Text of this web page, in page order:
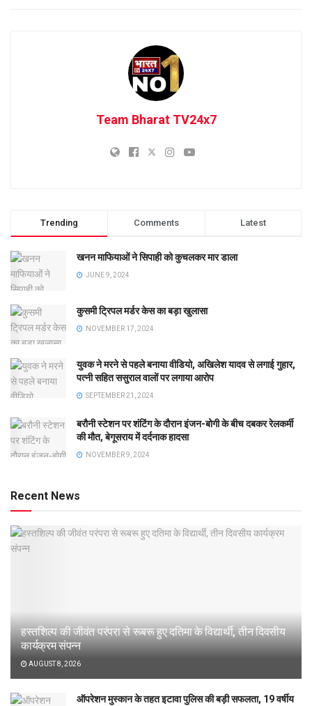
Team Bharat TV24x7
Trending Comments Latest
खनन माफियाओं ने सिपाही को कुचलकर मार डाला
JUNE 9, 2024
कुसमी ट्रिपल मर्डर केस का बड़ा खुलासा
NOVEMBER 17, 2024
युवक ने मरने से पहले बनाया वीडियो, अखिलेश यादव से लगाई गुहार,
पत्नी सहित ससुराल वालों पर लगाया आरोप
SEPTEMBER 21, 2024
बरौनी स्टेशन पर शंटिंग के दौरान इंजन-बोगी के बीच दबकर रेलकर्मी
की मौत, बेगूसराय में दर्दनाक हादसा
NOVEMBER 9, 2024
Recent News
हस्तशिल्प की जीवंत परंपरा से रूबरू हुए दतिमा के विद्यार्थी, तीन दिवसीय
कार्यक्रम संपन्न
AUGUST 8, 2026
ऑपरेशन मुस्कान के तहत इटावा पुलिस की बड़ी सफलता, 19 वर्षीय